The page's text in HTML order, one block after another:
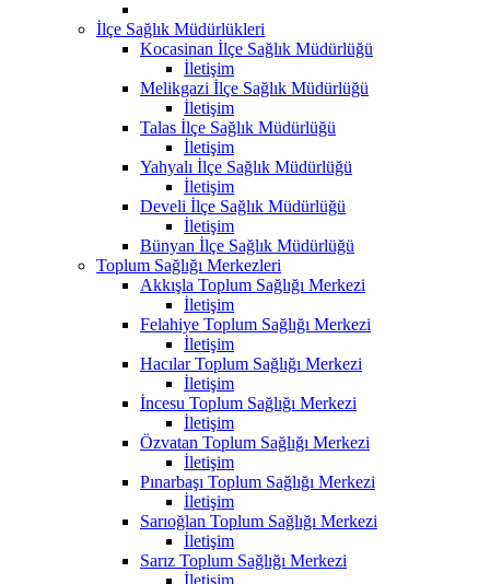
İlçe Sağlık Müdürlükleri
Kocasinan İlçe Sağlık Müdürlüğü
İletişim
Melikgazi İlçe Sağlık Müdürlüğü
İletişim
Talas İlçe Sağlık Müdürlüğü
İletişim
Yahyalı İlçe Sağlık Müdürlüğü
İletişim
Develi İlçe Sağlık Müdürlüğü
İletişim
Bünyan İlçe Sağlık Müdürlüğü
Toplum Sağlığı Merkezleri
Akkışla Toplum Sağlığı Merkezi
İletişim
Felahiye Toplum Sağlığı Merkezi
İletişim
Hacılar Toplum Sağlığı Merkezi
İletişim
İncesu Toplum Sağlığı Merkezi
İletişim
Özvatan Toplum Sağlığı Merkezi
İletişim
Pınarbaşı Toplum Sağlığı Merkezi
İletişim
Sarıoğlan Toplum Sağlığı Merkezi
İletişim
Sarız Toplum Sağlığı Merkezi
İletişim